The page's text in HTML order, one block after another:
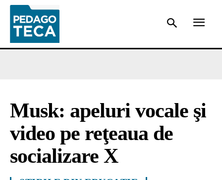
Musk: apeluri vocale şi
video pe reţeaua de
socializare X